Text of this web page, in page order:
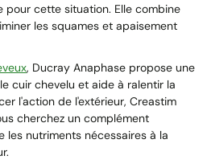
cette situation. Elle combine
les squames et apaisement
, Ducray Anaphase propose une
cuir chevelu et aide à ralentir la
l'action de l'extérieur, Creastim
cherchez un complément
les nutriments nécessaires à la